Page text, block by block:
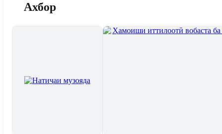
Ахбор